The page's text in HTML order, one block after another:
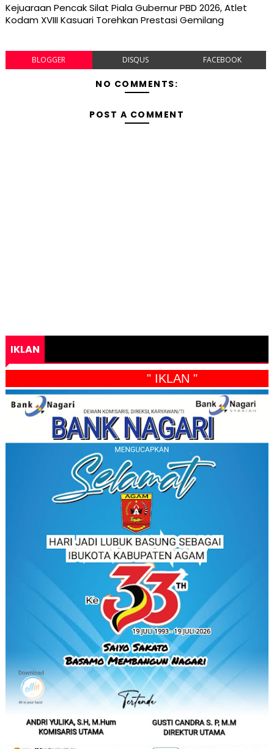
Kejuaraan Pencak Silat Piala Gubernur PBD 2026, Atlet
Kodam XVIII Kasuari Torehkan Prestasi Gemilang
BLOGGER DISQUS FACEBOOK
NO COMMENTS:
POST A COMMENT
IKLAN
" IKLAN "